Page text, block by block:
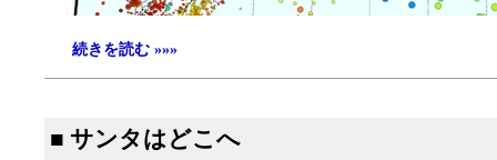
続きを読む »»»
■ サンタはどこへ